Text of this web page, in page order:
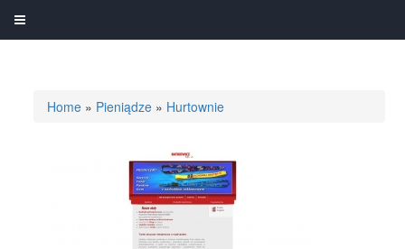
Home » Pieniądze » Hurtownie